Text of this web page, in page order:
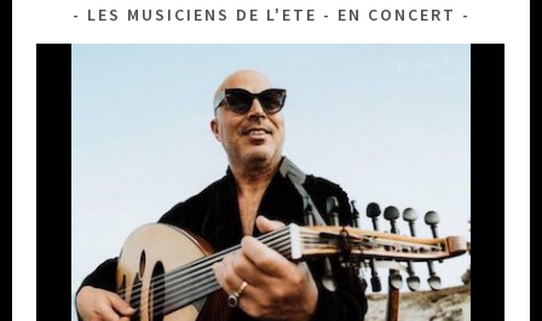
LES MUSICIENS DE L'ETE - EN CONCERT
DHAFER YOUSSEF